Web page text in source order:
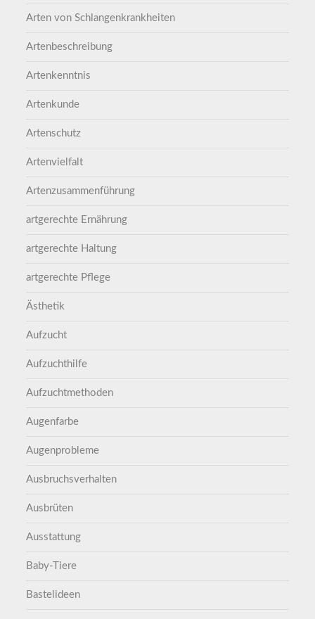
Arten von Schlangenkrankheiten
Artenbeschreibung
Artenkenntnis
Artenkunde
Artenschutz
Artenvielfalt
Artenzusammenführung
artgerechte Ernährung
artgerechte Haltung
artgerechte Pflege
Ästhetik
Aufzucht
Aufzuchthilfe
Aufzuchtmethoden
Augenfarbe
Augenprobleme
Ausbruchsverhalten
Ausbrüten
Ausstattung
Baby-Tiere
Bastelideen